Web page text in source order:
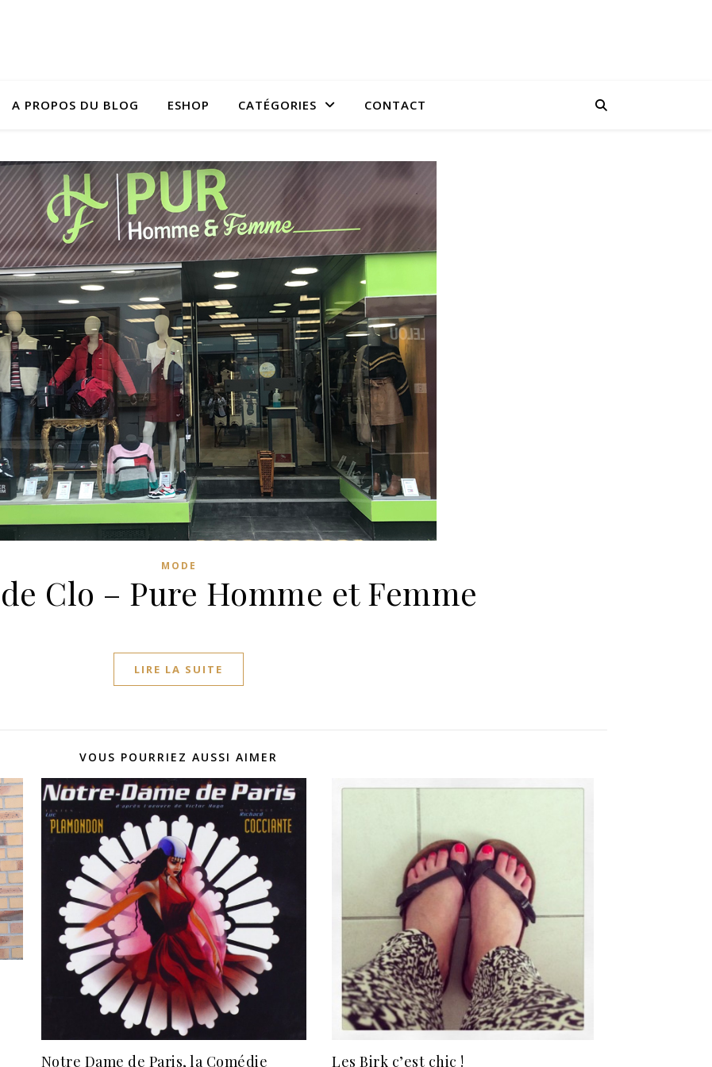
A PROPOS DU BLOG ESHOP CATÉGORIES CONTACT
MODE
Clo – Pure Homme et Femme
LIRE LA SUITE
VOUS POURRIEZ AUSSI AIMER
Notre Dame de Paris, la Comédie
Les Birk c’est chic !